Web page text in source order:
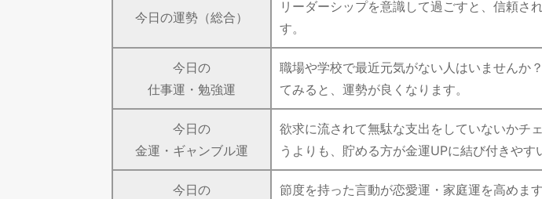
今日の運勢（総合）
リーダーシップを意識して過ごすと、信頼さ
す。
今日の
仕事運・勉強運
職場や学校で最近元気がない人はいませんか
てみると、運勢が良くなります。
今日の
金運・ギャンブル運
欲求に流されて無駄な支出をしていないかチ
うよりも、貯める方が金運UPに結び付きやす
今日の
節度を持った言動が恋愛運・家庭運を高めま